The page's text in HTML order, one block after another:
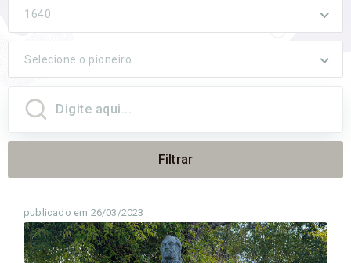
1640
Selecione o pioneiro...
Filtrar
publicado em 26/03/2023